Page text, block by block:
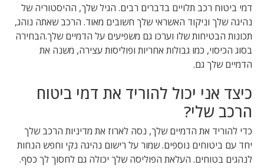
דמי ביטוח רכב תלויים בדברים רבים. הגיל שלך, ההיסטוריה של
נהיגה שלך וניקוד האשראי שלך חשובים מאוד. הרכב שאתה נוהג,
תכונות הבטיחות שלו וערכו גם משפיעים על הדמיים שלך.הבחירה
בסוג הכיסוי, כמו גבולות אחריות ופוליסות עצירה, משנה את
הדמיים שלך גם.
כיצד אני יכול להוריד את דמי ביטוח
הרכב שלי?
כדי להוריד את הדמיים שלך, נסה לארוז את מדיניות הרכב שלך
יחד עם ביטוחים נוספים. שמור על רישום נהיגה נקי וחפש הנחות
לנהגים בטוחים. העלאת הפוליסה שלך יכולה גם לחסוך לך כסף.